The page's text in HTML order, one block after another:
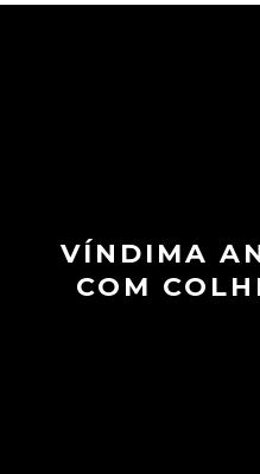
VÍNDIMA
COM